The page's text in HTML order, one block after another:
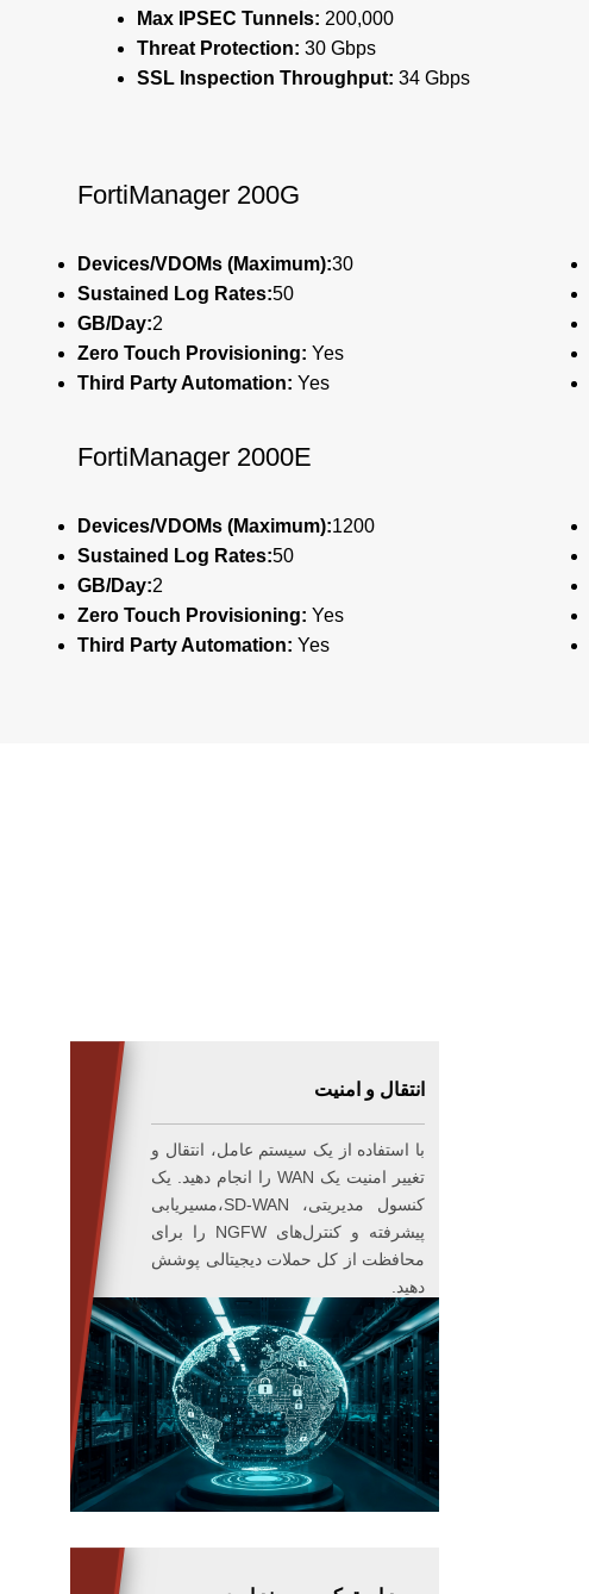
Max IPSEC Tunnels: 200,000
Threat Protection: 30 Gbps
SSL Inspection Throughput: 34 Gbps
FortiManager 200G
Devices/VDOMs (Maximum):30
Sustained Log Rates:50
GB/Day:2
Zero Touch Provisioning: Yes
Third Party Automation: Yes
FortiManager 2000E
Devices/VDOMs (Maximum):1200
Sustained Log Rates:50
GB/Day:2
Zero Touch Provisioning: Yes
Third Party Automation: Yes
انتقال و امنیت
با استفاده از یک سیستم عامل، انتقال و
تغییر امنیت یک WAN را انجام دهید. یک
کنسول مدیریتی، SD-WAN،مسیریابی
پیشرفته و کنترل‌های NGFW را برای
محافظت از کل حملات دیجیتالی پوشش
دهید.